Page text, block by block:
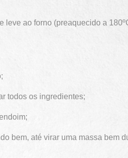
leve ao forno (preaquecido a
todos os ingredientes;
bem, até virar uma massa bem